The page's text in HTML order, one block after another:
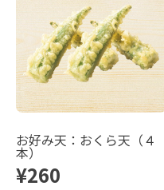
お好み天：おくら天（４
本）
¥260